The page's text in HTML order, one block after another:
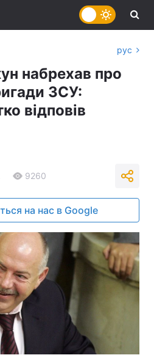
рус
набрехав про
ЗСУ:
відповів
9260
на нас в Google